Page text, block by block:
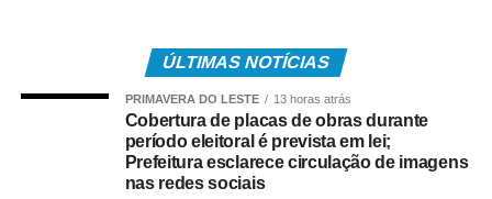
pagamento feito pela Caixa Econômica Federal,
• 499.509 são servidores públicos, inscritos no Programa
de Formação do Patrimônio do Servidor Público (Pasep),
pagos pelo Banco do Brasil, com total de cerca de R$
ÚLTIMAS NOTÍCIAS
PRIMAVERA DO LESTE 13 horas atrás
Cobertura de placas de obras durante
período eleitoral é prevista em lei;
Prefeitura esclarece circulação de imagens
nas redes sociais